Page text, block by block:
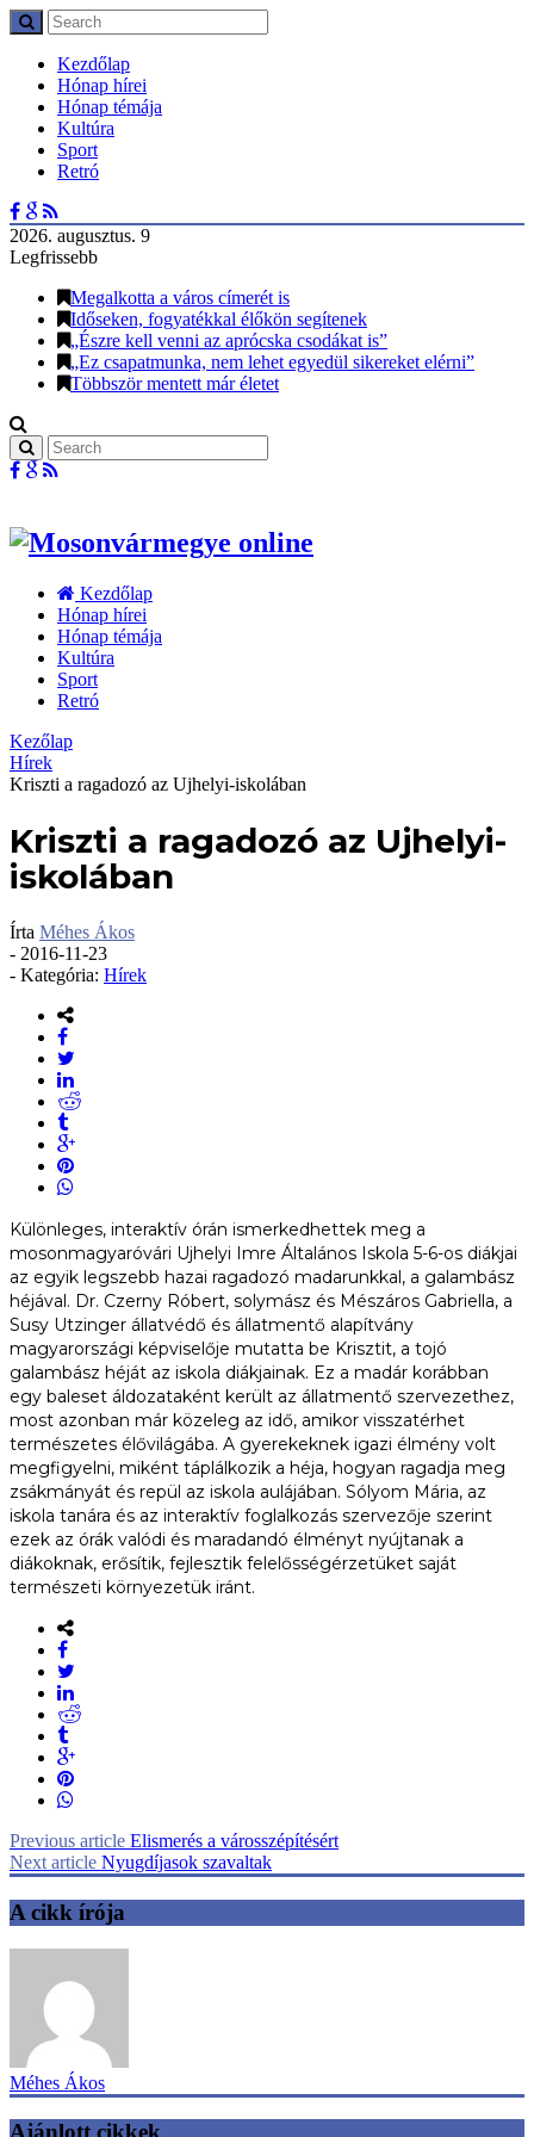
Kezdőlap
Hónap hírei
Hónap témája
Kultúra
Sport
Retró
2026. augusztus. 9
Legfrissebb
Megalkotta a város címerét is
Időseken, fogyatékkal élőkön segítenek
„Észre kell venni az aprócska csodákat is”
„Ez csapatmunka, nem lehet egyedül sikereket elérni”
Többször mentett már életet
Kezdőlap
Hónap hírei
Hónap témája
Kultúra
Sport
Retró
Kezőlap
Hírek
Kriszti a ragadozó az Ujhelyi-iskolában
Kriszti a ragadozó az Ujhelyi-
iskolában
Írta Méhes Ákos
- 2016-11-23
- Kategória: Hírek
Különleges, interaktív órán ismerkedhettek meg a
mosonmagyaróvári Ujhelyi Imre Általános Iskola 5-6-os diákjai
az egyik legszebb hazai ragadozó madarunkkal, a galambász
héjával. Dr. Czerny Róbert, solymász és Mészáros Gabriella, a
Susy Utzinger állatvédő és állatmentő alapítvány
magyarországi képviselője mutatta be Krisztit, a tojó
galambász héját az iskola diákjainak. Ez a madár korábban
egy baleset áldozataként került az állatmentő szervezethez,
most azonban már közeleg az idő, amikor visszatérhet
természetes élővilágába. A gyerekeknek igazi élmény volt
megfigyelni, miként táplálkozik a héja, hogyan ragadja meg
zsákmányát és repül az iskola aulájában. Sólyom Mária, az
iskola tanára és az interaktív foglalkozás szervezője szerint
ezek az órák valódi és maradandó élményt nyújtanak a
diákoknak, erősítik, fejlesztik felelősségérzetüket saját
természeti környezetük iránt.
Previous article Elismerés a városszépítésért
Next article Nyugdíjasok szavaltak
A cikk írója
Méhes Ákos